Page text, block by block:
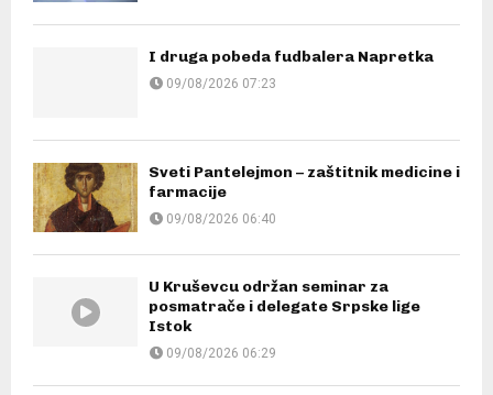
I druga pobeda fudbalera Napretka
09/08/2026 07:23
Sveti Pantelejmon – zaštitnik medicine i
farmacije
09/08/2026 06:40
U Kruševcu održan seminar za
posmatrače i delegate Srpske lige
Istok
09/08/2026 06:29